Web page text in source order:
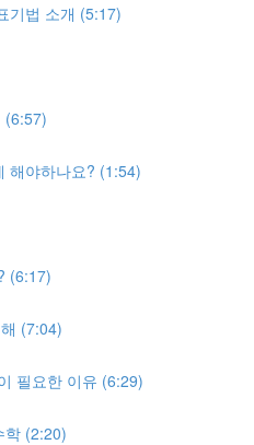
기법 소개 (5:17)
(6:57)
해야하나요? (1:54)
(6:17)
(7:04)
필요한 이유 (6:29)
학 (2:20)